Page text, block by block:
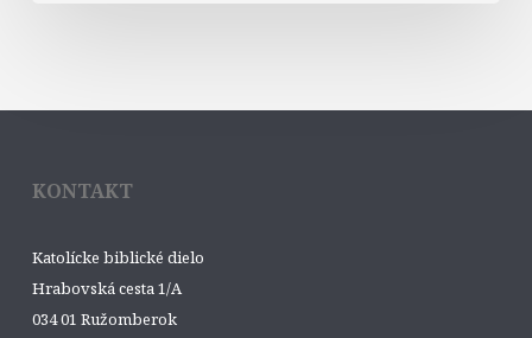
KONTAKT
Katolícke biblické dielo
Hrabovská cesta 1/A
034 01 Ružomberok